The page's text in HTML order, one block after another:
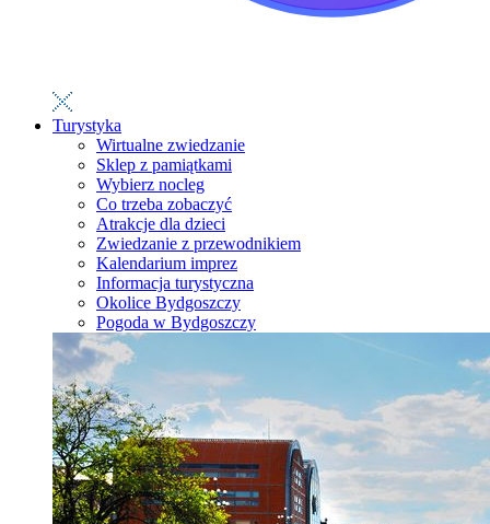
Turystyka
Wirtualne zwiedzanie
Sklep z pamiątkami
Wybierz nocleg
Co trzeba zobaczyć
Atrakcje dla dzieci
Zwiedzanie z przewodnikiem
Kalendarium imprez
Informacja turystyczna
Okolice Bydgoszczy
Pogoda w Bydgoszczy